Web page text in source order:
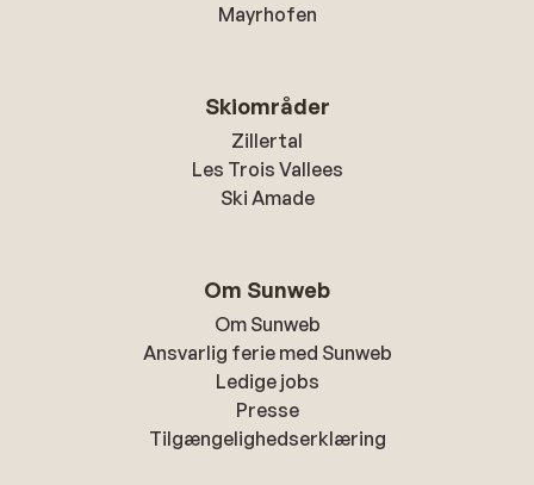
Mayrhofen
Skiområder
Zillertal
Les Trois Vallees
Ski Amade
Om Sunweb
Om Sunweb
Ansvarlig ferie med Sunweb
Ledige jobs
Presse
Tilgængelighedserklæring